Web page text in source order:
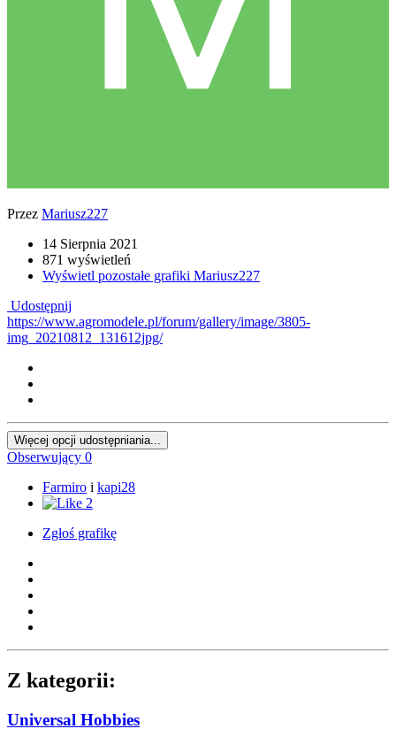
Przez Mariusz227
14 Sierpnia 2021
871 wyświetleń
Wyświetl pozostałe grafiki Mariusz227
Udostępnij
https://www.agromodele.pl/forum/gallery/image/3805-
img_20210812_131612jpg/
Więcej opcji udostępniania...
Obserwujący 0
Farmiro i kapi28
2
Zgłoś grafikę
Z kategorii:
Universal Hobbies